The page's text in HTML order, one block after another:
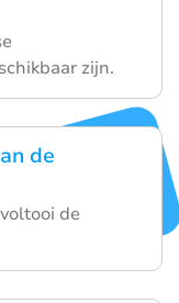
zijn.
de
de